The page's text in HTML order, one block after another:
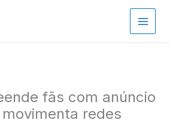
fãs com anúncio
redes